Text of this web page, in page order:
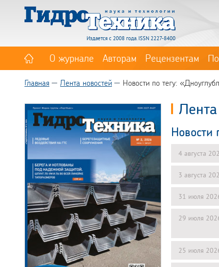
Издается с 2008 года. ISSN 2227-8400
О журнале Авторам Рецензентам
Главная Лента новостей Новости по тегу:
Новости
4 августа
3 августа
31 июля
29 июля
25 июля